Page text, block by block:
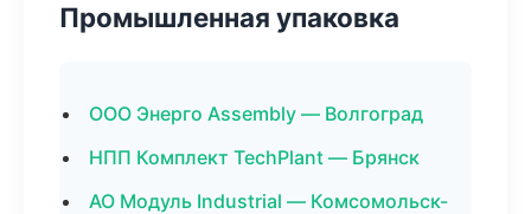
Промышленная упаковка
ООО Энерго Assembly — Волгоград
НПП Комплект TechPlant — Брянск
АО Модуль Industrial — Комсомольск-